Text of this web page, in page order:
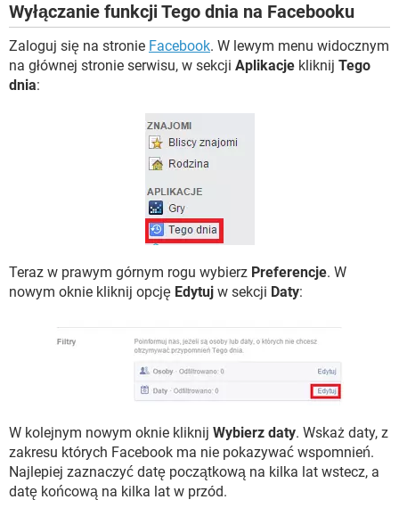
Wyłączanie funkcji Tego dnia na Facebooku
Zaloguj się na stronie Facebook. W lewym menu widocznym
na głównej stronie serwisu, w sekcji Aplikacje kliknij Tego
dnia:
Teraz w prawym górnym rogu wybierz Preferencje. W
nowym oknie kliknij opcję Edytuj w sekcji Daty:
W kolejnym nowym oknie kliknij Wybierz daty. Wskaż daty, z
zakresu których Facebook ma nie pokazywać wspomnień.
Najlepiej zaznaczyć datę początkową na kilka lat wstecz, a
datę końcową na kilka lat w przód.